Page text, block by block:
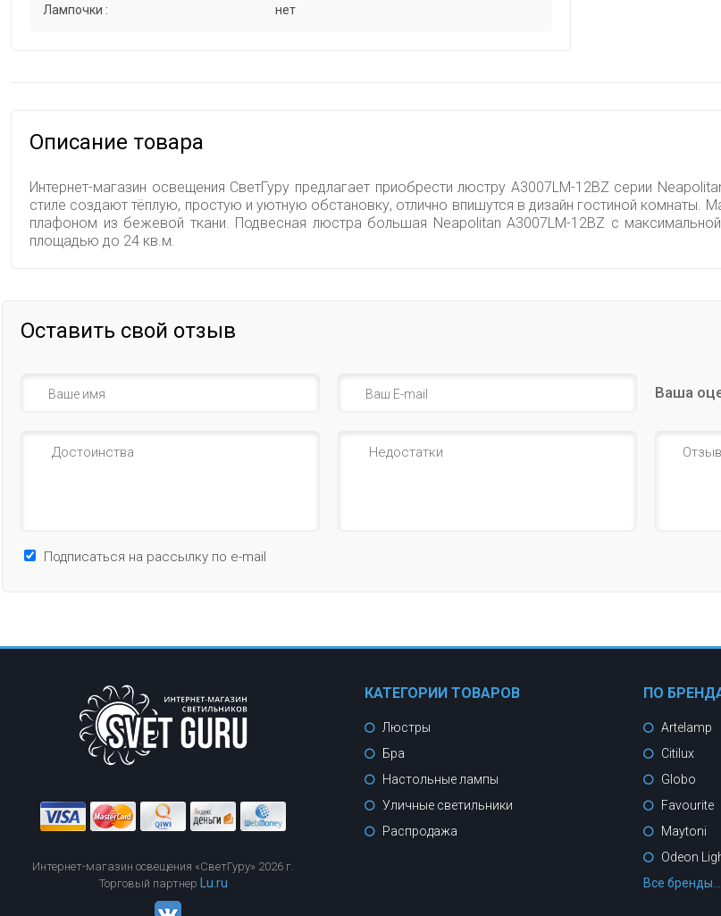
Лампочки : нет
Описание товара
Интернет-магазин освещения СветГуру предлагает приобрести люстру A3007LM-12BZ серии
стиле создают тёплую, простую и уютную обстановку, отлично впишутся в дизайн гостиной комнаты.
плафоном из бежевой ткани. Подвесная люстра большая Neapolitan A3007LM-12BZ с
площадью до 24 кв.м.
Оставить свой отзыв
Ваша
Подписаться на рассылку по e-mail
Интернет-магазин освещения «СветГуру» 2026 г.
Торговый партнер
Lu.ru
КАТЕГОРИИ ТОВАРОВ
Люстры
Бра
Настольные лампы
Уличные светильники
Распродажа
ПО
Artelamp
Citilux
Globo
Favourite
Maytoni
Odeon
Все бренды...